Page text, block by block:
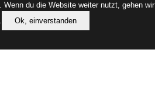
Wenn du die Website weiter nutzt, gehen wir
Ok, einverstanden